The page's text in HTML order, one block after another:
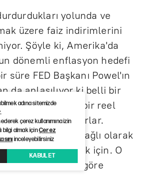
yolunda ve
üzere faiz indirimlerini
Şöyle ki, Amerika'da
dönemli enflasyon hedefi
süre FED Başkanı Powel'ın
da anlaşılıyor ki belli bir
buçuk 2 puanlık bir reel
gerekir istiyorlar.
talebi ve buna bağlı olarak
kontrol etmek için. O
düşüşüne göre
adına sitemizde
çerez kullanımına izin
bilgi almak içinÇerez
inceleyebilirsiniz
KABUL ET